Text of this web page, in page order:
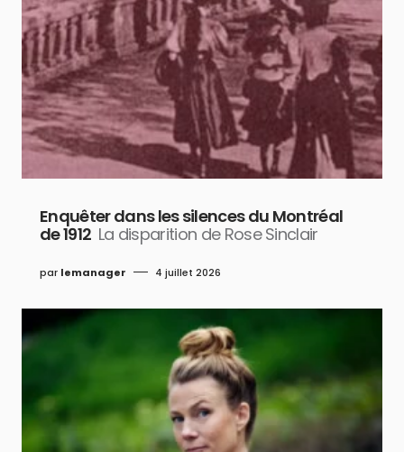
Enquêter dans les silences du Montréal
de 1912 La disparition de Rose Sinclair
par lemanager 4 juillet 2026